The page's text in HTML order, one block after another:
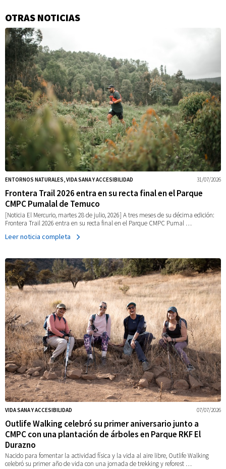
Información
adicional
OTRAS NOTICIAS
31/07/2026
ENTORNOS NATURALES, VIDA SANA Y ACCESIBILIDAD
Frontera Trail 2026 entra en su recta final en el Parque
CMPC Pumalal de Temuco
[Noticia El Mercurio, martes 28 de julio, 2026] A tres meses de su décima edición:
Frontera Trail 2026 entra en su recta final en el Parque CMPC Pumal …
Leer noticia completa
07/07/2026
VIDA SANA Y ACCESIBILIDAD
Outlife Walking celebró su primer aniversario junto a
CMPC con una plantación de árboles en Parque RKF El
Durazno
Nacido para fomentar la actividad física y la vida al aire libre, Outlife Walking
celebró su primer año de vida con una jornada de trekking y reforest …